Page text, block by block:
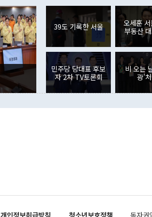
이 9월 러시아 블라디보스토크에서 열리는
며 "정부 차원에서 (참석을) 검토하고 있다
은 "그것은 외교부의 몫"이라며 "아직 거
잘랐다. 정 장관이 이날 소개한 대북 구상과
않았다는 점에서 문제가 있다. 특히 주적 표
사합의 복원, 4자회담 추진 등은 통일부 장
권이라는 지적이 나오고 있다. 이 대통령은
뒤 "여기 업무보고에 발표했다고 승인난
부의 한 소식통은 "정 장관의 발언 내용은
를 거쳐 결정된 사안이 아닌 정 장관의 개
련 부처 장관이 정부의 공식 정책이 아닌
하고 대통령의 면전에서 '국군통수권자가
이나 미국은 북한에 선비핵화를 공식적으
였던 올해 3월(369억9000만달러)을 넘어
인의 해외투자가 80억1000만달러, 외국인
각각 증가했다. 증권투자에서는 외국인의
국인의 국내 주식 투자는 차익실현 매도 등
감소하며 전월(-310억5000만달러)에 이어
경신했다. 외국인의 국내 채권투자는 세계
분기 말 만기도래 영향으로 증가 폭이 줄어
다. 내국인의 해외 증권투자는 주식을 중심
다. eoyn2@newspim.com
39도 기록한 서울
오세훈
부동산
민주당 당대표 후보
자 2차 TV토론회
비 오는
광'